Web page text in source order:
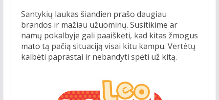
Santykių laukas šiandien prašo daugiau
brandos ir mažiau užuominų. Susitikime ar
namų pokalbyje gali paaiškėti, kad kitas žmogus
mato tą pačią situaciją visai kitu kampu. Vertėtų
kalbėti paprastai ir nebandyti spėti už kitą.